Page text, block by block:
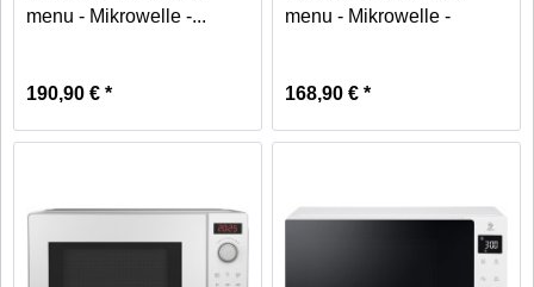
menu - Mikrowelle -...
190,90 € *
menu - Mikrowelle -
168,90 € *